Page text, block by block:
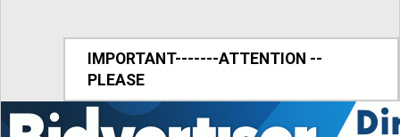
IMPORTANT-------ATTENTION --
PLEASE